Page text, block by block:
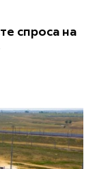
спроса на